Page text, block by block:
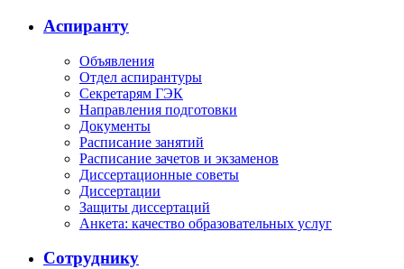
Аспиранту
Объявления
Отдел аспирантуры
Секретарям ГЭК
Направления подготовки
Документы
Расписание занятий
Расписание зачетов и экзаменов
Диссертационные советы
Диссертации
Защиты диссертаций
Анкета: качество образовательных услуг
Сотруднику